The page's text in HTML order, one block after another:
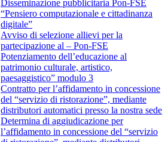
Disseminazione pubblicitaria Pon-FSE
“Pensiero computazionale e cittadinanza
digitale”
Avviso di selezione allievi per la
partecipazione al – Pon-FSE
Potenziamento dell’educazione al
patrimonio culturale, artistico,
paesaggistico” modulo 3
Contratto per l’affidamento in concessione
del “servizio di ristorazione”, mediante
distributori automatici presso la nostra sede
Determina di aggiudicazione per
l’affidamento in concessione del “servizio